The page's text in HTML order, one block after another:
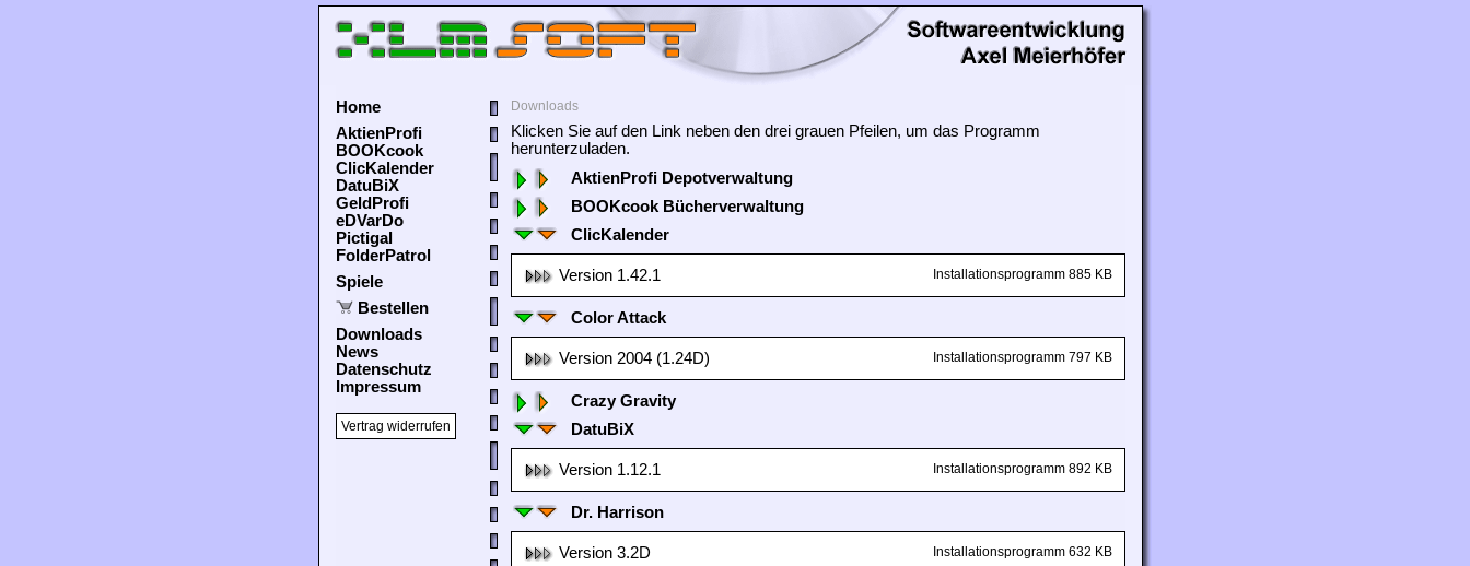
Home
AktienProfi
BOOKcook
ClicKalender
DatuBiX
GeldProfi
eDVarDo
Pictigal
FolderPatrol
Spiele
Bestellen
Downloads
News
Datenschutz
Impressum
Vertrag widerrufen
Downloads
Klicken Sie auf den Link neben den drei grauen Pfeilen, um das Programm
herunterzuladen.
AktienProfi Depotverwaltung
BOOKcook Bücherverwaltung
ClicKalender
Version 1.42.1 Installationsprogramm 885 KB
Color Attack
Version 2004 (1.24D) Installationsprogramm 797 KB
Crazy Gravity
DatuBiX
Version 1.12.1 Installationsprogramm 892 KB
Dr. Harrison
Version 3.2D Installationsprogramm 632 KB